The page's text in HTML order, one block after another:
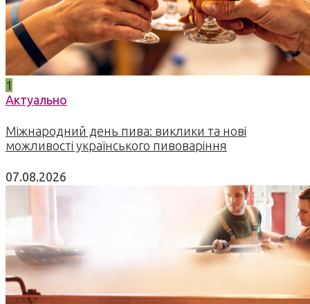
1
Актуально
Міжнародний день пива: виклики та нові
можливості українського пивоваріння
07.08.2026